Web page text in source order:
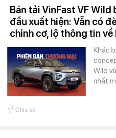
Bán tải VinFast VF Wild
đầu xuất hiện: Vẫn có
chỉnh cơ, lộ thông tin về
Khác
Wild
nhất
Chia sẻ